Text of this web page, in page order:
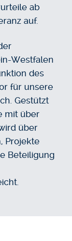
ab
auf.
Westfalen
des
für unsere
Gestützt
mit über
über
Projekte
Beteiligung